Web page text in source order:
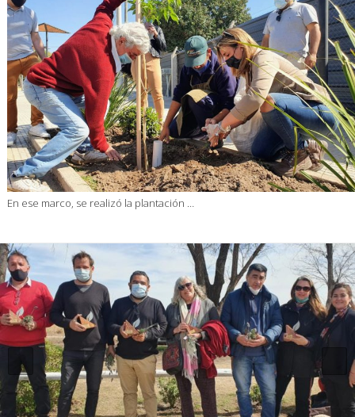
En ese marco, se realizó la plantación …